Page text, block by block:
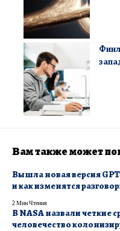
Вам также может
Вышла новая версия
и как изменятся
2 Мин Чтения
В NASA назвали четкие
человечество